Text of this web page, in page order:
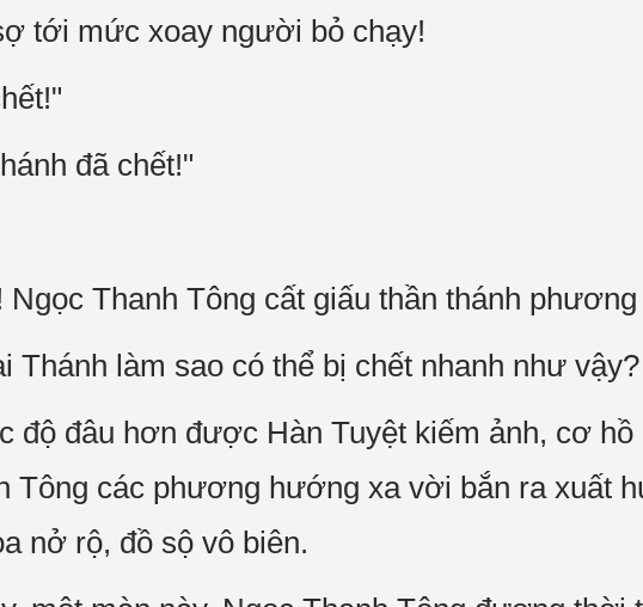
tới mức xoay người bỏ chạy!
đã chết!"
Ngọc Thanh Tông cất giấu thần thánh
Thánh làm sao có thể bị chết nhanh như
độ đâu hơn được Hàn Tuyệt kiếm ảnh, cơ hồ
Tông các phương hướng xa vời bắn ra xuất
nở rộ, đồ sộ vô biên.